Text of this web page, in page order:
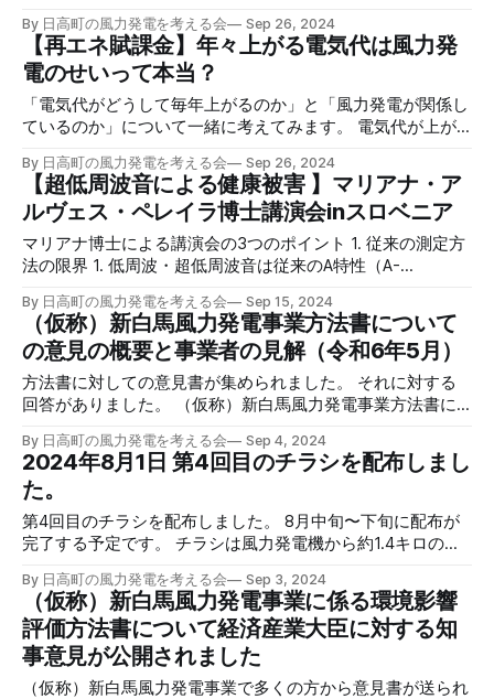
などが必要です。 住民投票（アンケート）とは 住民投票と
は、ある事項に関する住民の意思を、直接確認する制度で
す。 日高町の過去の事例として、住民投票ではなく風力発
電計画の対象区の区民の有権者に対して、住民アンケートを
取った例もあります。 林地開発許可制
さいかもしれない * 土砂崩れが起こるかもしれない * 水害が
起こって、洪水になるかもしれない * 景観が変わって、地価
が下がるかもしれない 「『もしも』のことが起こった時に
行政はどう対応してくれるの？」 私達は町・市、都道府
県、国に質問や意見をいう権利があります。 理由２．電気
代のことだから 「【再エネ賦課金】年々上がる電気代は風
力発電のせいって本当？」 のページで学んだ 固定買取価格
（風力発電事業者の利益）は、私たち一般電力消費者が 毎
月の電気代に上乗せで支払わされている「再エネ賦課金」で
まかなわれていま
ません。 太陽光発電も同じく、日照のある時しか発電でき
ないので、電気を安定供給できません。 ゆえに 火力発電所
のバックアップが常に必要です。 再エネのせいで燃費が悪
くなる 火力発電所は、風力などの再生可能エネルギーのせ
いで火力の出力を頻繁に増減する必要があります。 車のア
クセルとブレーキを交互に踏むのと同じ。非常に燃費が悪く
なります。 燃費が悪くなるということは、CO2（二酸化炭
素）排出を逆に増やしてさえいるのです。 それなら火力だ
けで運転していた方がマシ（高速道路で一定速度で走ると燃
費が良い） というわけで 「風力発電はエコではないんで
す」 工事で破壊される森林、運搬には大量のダンプカー さ
らに、 陸上風力発電施設を作るときにはだいたいの場合、
山の上に作られます。 風車の設置には * 風車を設置する場
所の大量の木の伐採 * 木や土砂を運搬する時に何万台分もの
ダンプカーの排気ガ
By 日高町の風力発電を考える会 Sep 26, 2024
【再エネ賦課金】年々上がる電気代は風力発
電のせいって本当？
「電気代がどうして毎年上がるのか」と「風力発電が関係し
ているのか」について一緒に考えてみます。 電気代が上が
課金（さいエネふかきん）ってなに？ 再エネ賦課金とは 再
エネ賦課金とは「再生エネルギー発電促進賦課金」の略語
で、再エネ育成のための高い買取電気代を消費者で割る仕組
み。 2012年7月に導入された制度です。 再エネ賦課金は、
電気を利用するすべての世帯で電気代とは別に徴収されるお
が定める条件に該当する方は再生可能エネルギー賦課金の額
が減免されます。 と書かれています。なんと８割も減免さ
れます。 つまり 大量の電気を使う工場などは減免され、一
般消費者でほとんどを賄わされている現状です。 このお金
は電気代の支払時に自動的に計算され、徴収されます。 電
気代を電力会社に支払う限り、再エネ賦課金を払わないとい
うことはできません。 2023年分を除いて、再エネ賦課金は
年々単価が上昇しています。 風力発電と再エネ賦課金のつ
ながり 風力発電で発電さ
By 日高町の風力発電を考える会 Sep 26, 2024
【超低周波音による健康被害 】マリアナ・ア
ルヴェス・ペレイラ博士講演会inスロベニア
マリアナ博士による講演会の3つのポイント 1. 従来の測定方
法の限界 1. 低周波・超低周波音は従来のA特性（A-
小評価されているため、低周波・超低周波音による健康被害
が見過ごされている。 2. 低周波・超低周波音の健康への深
刻な影響 1. 低周波・超低周波音への暴露は、人間の心臓血管
系や呼吸器系に異常を引き起こし、動物では奇形や発育障害
が確認されている。 2. また、低周波・超低周波音は精神的
ストレスや社会的孤立といった症状も引き起こしている。 3.
風力発電など、低周波・超低周波音発生源への対策の必要性
1. 風力発電をはじめとする様々な発生源から、低周波・超低
周波音が発生し、人々の健康や生活に深刻な影響を与えてい
るにもかかわらず、低周波・超低周波音に関する規制や対策
は十分ではなく、被害の実態が把握されていない。 2. 早急
に、低周波・超低周波音の健康影響に関する研究を進め、適
切な規制や対策を講じる必要がある。 マリアナ博士につい
て マリアナ・アルヴェ
By 日高町の風力発電を考える会 Sep 15, 2024
（仮称）新白馬風力発電事業方法書について
の意見の概要と事業者の見解（令和6年5月）
方法書に対しての意見書が集められました。 それに対する
回答がありました。 （仮称）新白馬風力発電事業方法書に
事業方法書についての意見の概要と事業者の見解.PDF4
MBdownload-circle 一部内容を抜粋 （仮称）新白馬風力発
電事業方法書についての意見の概要と事業者の見解（令和6
年5月） 事業者名：JR東日本エネルギー開発株式会社 1.3.3
意見書の提出状況 提出された意見の総数は、192 通(482 件)
であった。 意見と回答 閲覧したなかでも、施設、学校、住
居が多数あり、これほど の巨大な風車が造られるのは反対
です。 今後の調査、予測及び評価の結果 を踏まえて学校等
の特に配慮が必 要な施設や住居等への影響を可能 な限り回
避又は低減するよう努め ます。また、地域住民の皆さまに
分 かりやすく丁寧な説明に努め、事業 へのご理解をいただ
By 日高町の風力発電を考える会 Sep 4, 2024
2024年8月1日 第4回目のチラシを配布しまし
た。
第4回目のチラシを配布しました。 8月中旬〜下旬に配布が
完了する予定です。 チラシは風力発電機から約1.4キロの場
ご連絡ください。
By 日高町の風力発電を考える会 Sep 3, 2024
（仮称）新白馬風力発電事業に係る環境影響
評価方法書について経済産業大臣に対する知
事意見が公開されました
（仮称）新白馬風力発電事業で多くの方から意見書が送られ